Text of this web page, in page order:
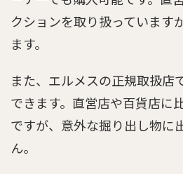
クションを取り扱っています
ます。
また、エルメスの正規取扱店
できます。直営店や百貨店に
ですが、意外な掘り出し物に
ん。